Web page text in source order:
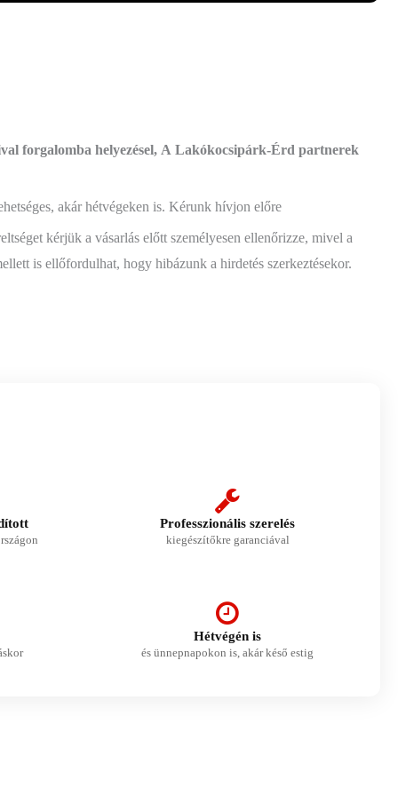
forgalomba helyezésel, A Lakókocsipárk-Érd partnerek
akár hétvégeken is. Kérunk hívjon előre
kérjük a vásarlás előtt személyesen ellenőrizze, mivel a
is ellőfordulhat, hogy hibázunk a hirdetés szerkeztésekor.
Professzionális szerelés
kiegészítőkre garanciával
Hétvégén is
és ünnepnapokon is, akár késő estig